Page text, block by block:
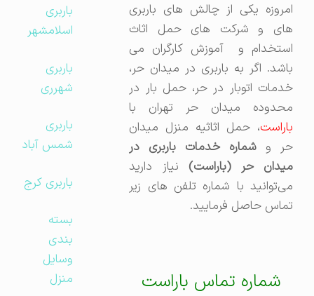
امروزه یکی از چالش های باربری
های و شرکت های حمل اثاث
استخدام و آموزش کارگران می
باشد. اگر به باربری در میدان حر،
خدمات اتوبار در حر، حمل بار در
محدوده میدان حر تهران با
باراست، حمل اثاثیه منزل میدان
حر و
شماره خدمات باربری در
میدان حر (باراست)نیاز دارید
می‌توانید با شماره تلفن های زیر
تماس حاصل فرمایید.
شماره تماس باراست
باربری
اسلامشهر
باربری
شهرری
باربری
شمس آباد
باربری کرج
بسته
بندی
وسایل
منزل